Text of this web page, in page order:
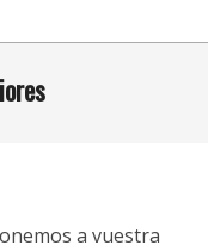
a vuestra